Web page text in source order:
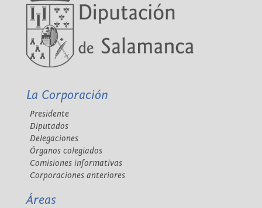
La Corporación
Presidente
Diputados
Delegaciones
Órganos colegiados
Comisiones informativas
Corporaciones anteriores
Áreas